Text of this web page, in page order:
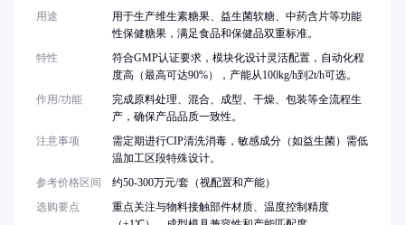
用途
用于生产维生素糖果、益生菌软糖、中药含片等功能
性保健糖果，满足食品和保健品双重标准。
特性
符合GMP认证要求，模块化设计灵活配置，自动化程
度高（最高可达90%），产能从100kg/h到2t/h可选。
作用/功能
完成原料处理、混合、成型、干燥、包装等全流程生
产，确保产品品质一致性。
注意事项
需定期进行CIP清洗消毒，敏感成分（如益生菌）需低
温加工区段特殊设计。
参考价格区间
约50-300万元/套（视配置和产能）
选购要点
重点关注与物料接触部件材质、温度控制精度